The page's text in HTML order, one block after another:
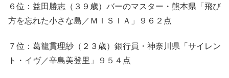
６位：益田勝志（３９歳）バーのマスター・熊本県「飛び
方を忘れた小さな島／ＭＩＳＩＡ」９６２点
７位：葛籠貫理紗（２３歳）銀行員・神奈川県「サイレン
ト・イヴ／辛島美登里」９５４点